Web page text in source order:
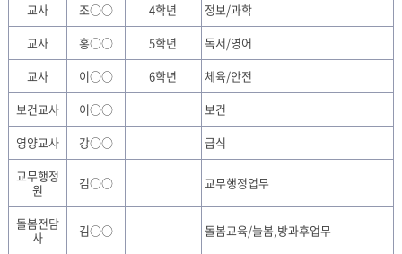
교사 조○○ 4학년
정보/과학
교사
홍○○ 5학년
독서/영어
교사
이○○ 6학년
체육/안전
보건교사
이○○
보건
영양교사
강○○
급식
교무행정
원
김○○ 교무행정업무
돌봄전담
사
김○○ 돌봄교육/늘봄,방과후업무